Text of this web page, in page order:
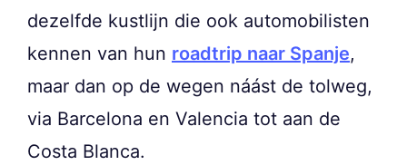
dezelfde kustlijn die ook automobilisten
kennen van hun roadtrip naar Spanje,
maar dan op de wegen náást de tolweg,
via Barcelona en Valencia tot aan de
Costa Blanca.